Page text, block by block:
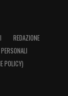
REDAZIONE
POLICY)